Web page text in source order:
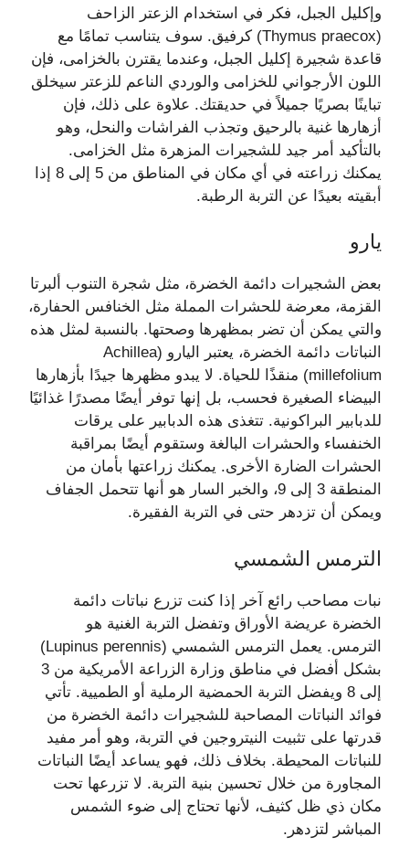
وإكليل الجبل، فكر في استخدام الزعتر الزاحف
(Thymus praecox) كرفيق. سوف يتناسب تمامًا مع
قاعدة شجيرة إكليل الجبل، وعندما يقترن بالخزامى، فإن
اللون الأرجواني للخزامى والوردي الناعم للزعتر سيخلق
تباينًا بصريًا جميلاً في حديقتك. علاوة على ذلك، فإن
أزهارها غنية بالرحيق وتجذب الفراشات والنحل، وهو
بالتأكيد أمر جيد للشجيرات المزهرة مثل الخزامى.
يمكنك زراعته في أي مكان في المناطق من 5 إلى 8 إذا
أبقيته بعيدًا عن التربة الرطبة.
يارو
بعض الشجيرات دائمة الخضرة، مثل شجرة التنوب ألبرتا
القزمة، معرضة للحشرات المملة مثل الخنافس الحفارة،
والتي يمكن أن تضر بمظهرها وصحتها. بالنسبة لمثل هذه
النباتات دائمة الخضرة، يعتبر اليارو (Achillea
millefolium) منقذًا للحياة. لا يبدو مظهرها جيدًا بأزهارها
البيضاء الصغيرة فحسب، بل إنها توفر أيضًا مصدرًا غذائيًا
للدبابير البراكونية. تتغذى هذه الدبابير على يرقات
الخنفساء والحشرات البالغة وستقوم أيضًا بمراقبة
الحشرات الضارة الأخرى. يمكنك زراعتها بأمان من
المنطقة 3 إلى 9، والخبر السار هو أنها تتحمل الجفاف
ويمكن أن تزدهر حتى في التربة الفقيرة.
الترمس الشمسي
نبات مصاحب رائع آخر إذا كنت تزرع نباتات دائمة
الخضرة عريضة الأوراق وتفضل التربة الغنية هو
الترمس. يعمل الترمس الشمسي (Lupinus perennis)
بشكل أفضل في مناطق وزارة الزراعة الأمريكية من 3
إلى 8 ويفضل التربة الحمضية الرملية أو الطميية. تأتي
فوائد النباتات المصاحبة للشجيرات دائمة الخضرة من
قدرتها على تثبيت النيتروجين في التربة، وهو أمر مفيد
للنباتات المحيطة. بخلاف ذلك، فهو يساعد أيضًا النباتات
المجاورة من خلال تحسين بنية التربة. لا تزرعها تحت
مكان ذي ظل كثيف، لأنها تحتاج إلى ضوء الشمس
المباشر لتزدهر.